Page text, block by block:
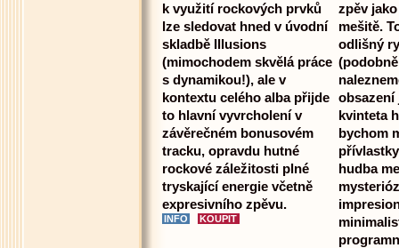
k využití rockových prvků
lze sledovat hned v úvodní
skladbě Illusions
(mimochodem skvělá práce
s dynamikou!), ale v
kontextu celého alba přijde
to hlavní vyvrcholení v
závěrečném bonusovém
tracku, opravdu hutné
rockové záležitosti plné
tryskající energie včetně
expresivního zpěvu.
zpěv
mešitě.
odlišný
obsazení
kvinteta
bychom
hudba